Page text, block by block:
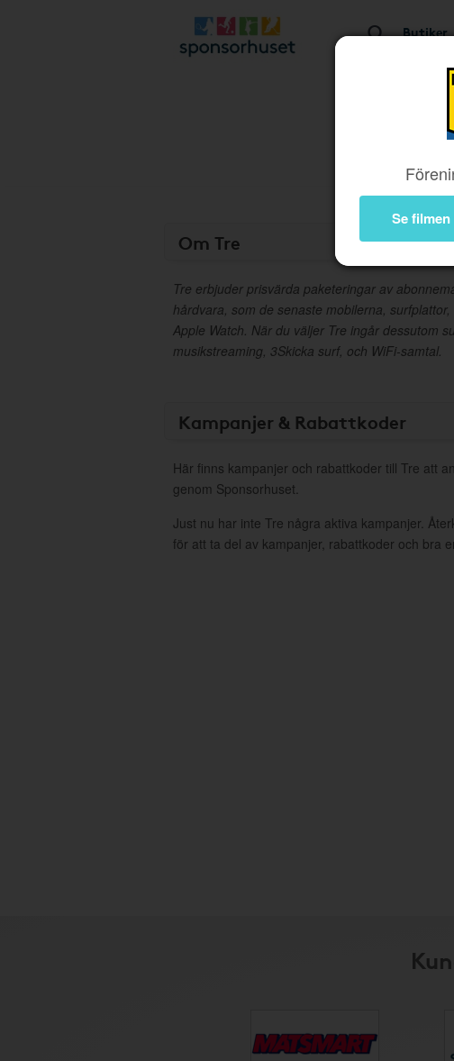
Butiker
Se
Om Tre
Tre erbjuder prisvärda paketeringar av
hårdvara, som de senaste mobilerna,
Apple Watch. När du väljer Tre ingår dessutom
musikstreaming, 3Skicka surf, och WiFi-samtal.
Kampanjer & Rabattkoder
Här finns kampanjer och rabattkoder till Tre att
genom Sponsorhuset.
Just nu har inte Tre några aktiva kampanjer.
för att ta del av kampanjer, rabattkoder och bra